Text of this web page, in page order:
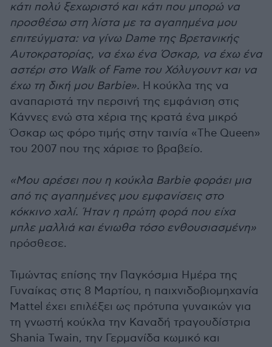
κάτι πολύ ξεχωριστό και κάτι που μπορώ να
προσθέσω στη λίστα με τα αγαπημένα μου
επιτεύγματα: να γίνω Dame της Βρετανικής
Αυτοκρατορίας, να έχω ένα Όσκαρ, να έχω ένα
αστέρι στο Walk of Fame του Χόλυγουντ και να
έχω τη δική μου Barbie». Η κούκλα της να
αναπαριστά την περσινή της εμφάνιση στις
Κάννες ενώ στα χέρια της κρατά ένα μικρό
Όσκαρ ως φόρο τιμής στην ταινία «The Queen»
του 2007 που της χάρισε το βραβείο.
«Μου αρέσει που η κούκλα Barbie φοράει μια
από τις αγαπημένες μου εμφανίσεις στο
κόκκινο χαλί. Ήταν η πρώτη φορά που είχα
μπλε μαλλιά και ένιωθα τόσο ενθουσιασμένη»
πρόσθεσε.
Τιμώντας επίσης την Παγκόσμια Ημέρα της
Γυναίκας στις 8 Μαρτίου, η παιχνιδοβιομηχανία
Μattel έχει επιλέξει ως πρότυπα γυναικών για
τη γνωστή κούκλα την Καναδή τραγουδίστρια
Shania Twain, την Γερμανίδα κωμικό και